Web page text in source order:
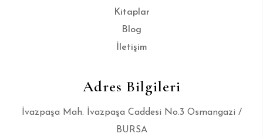
Kitaplar
Blog
İletişim
Adres Bilgileri
İvazpaşa Mah. İvazpaşa Caddesi No.3 Osmangazi /
BURSA